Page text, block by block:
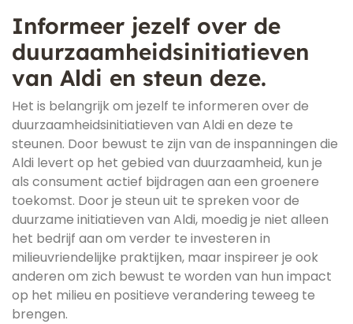
Informeer jezelf over de
duurzaamheidsinitiatieven
van Aldi en steun deze.
Het is belangrijk om jezelf te informeren over de
duurzaamheidsinitiatieven van Aldi en deze te
steunen. Door bewust te zijn van de inspanningen die
Aldi levert op het gebied van duurzaamheid, kun je
als consument actief bijdragen aan een groenere
toekomst. Door je steun uit te spreken voor de
duurzame initiatieven van Aldi, moedig je niet alleen
het bedrijf aan om verder te investeren in
milieuvriendelijke praktijken, maar inspireer je ook
anderen om zich bewust te worden van hun impact
op het milieu en positieve verandering teweeg te
brengen.